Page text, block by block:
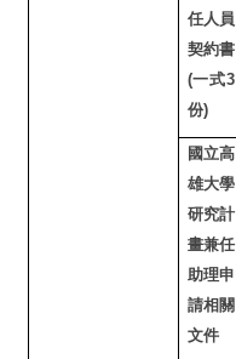
任人員
契約書
(一式3
份)
國立高
雄大學
研究計
畫兼任
助理申
請相關
文件